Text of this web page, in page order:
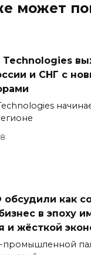
может
Technologies
и СНГ с
как
в эпоху
и жёсткой
промышленной